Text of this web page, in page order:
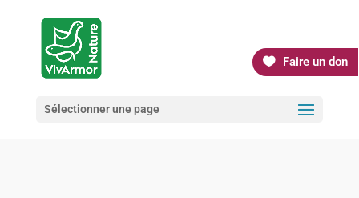
Faire un don
Sélectionner une page